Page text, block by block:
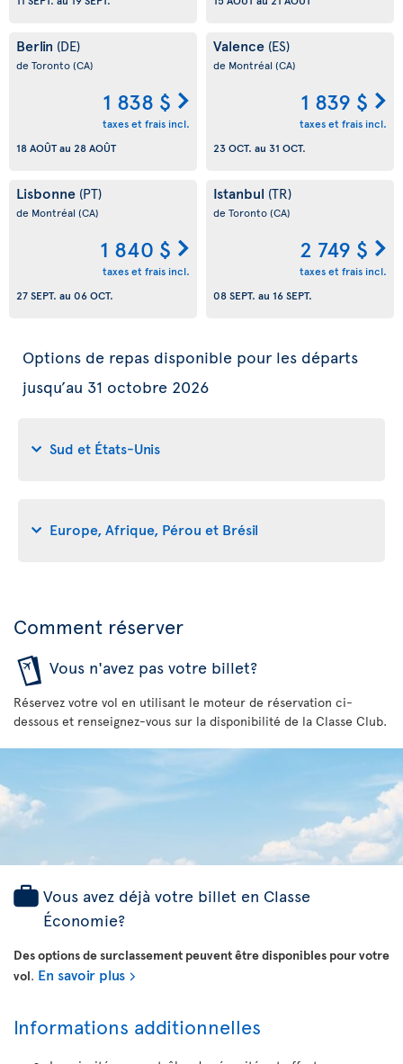
Berlin (DE)
de Toronto(CA)
1 838 $
taxes et frais incl.
18 AOÛTau 28 AOÛT
Valence (ES)
de Montréal (CA)
1 839 $
taxes et frais incl.
23 OCT. au 31 OCT.
Lisbonne (PT)
de Montréal (CA)
1 840 $
taxes et frais incl.
27 SEPT. au 06 OCT.
Istanbul (TR)
de Toronto(CA)
2 749 $
taxes et frais incl.
08 SEPT. au 16 SEPT.
Options de repas disponible pour les départs
jusqu’au 31 octobre 2026
Sud et États-Unis
Europe, Afrique, Pérou et Brésil
Comment réserver
Vous n'avez pas votre billet?
Réservez votre vol en utilisant le moteur de réservation ci-
dessous et renseignez-vous sur la disponibilité de la Classe Club.
Vous avez déjà votre billet en Classe
Économie?
Des options de surclassement peuvent être disponibles pour votre
vol. En savoir plus
Informations additionnelles